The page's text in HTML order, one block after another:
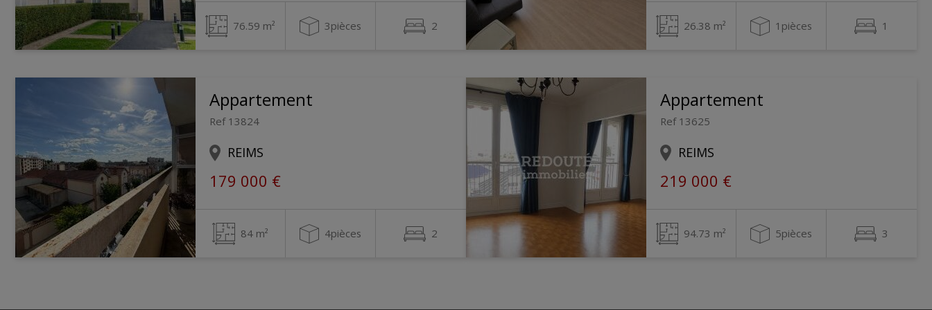
76.59 m² 3pièces 2 26.38 m² 1pièces 1
Appartement
Ref 13824
REIMS
179 000 €
84 m² 4pièces 2
Appartement
Ref 13625
REIMS
219 000 €
94.73 m² 5pièces 3